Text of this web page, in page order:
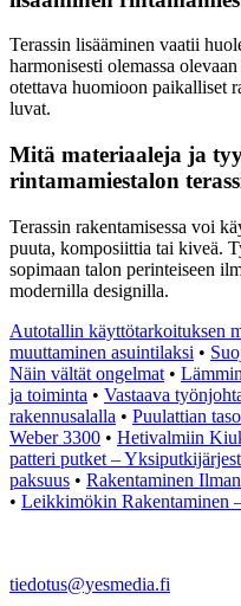
Terassin lisääminen vaatii
harmonisesti olemassa
otettava huomioon paikalliset
luvat.
Mitä materiaaleja ja
rintamamiestalon
Terassin rakentamisessa voi
puuta, komposiittia tai kiveä.
sopimaan talon perinteiseen
modernilla designilla.
Autotallin käyttötarkoituksen
muuttaminen asuintilaksi •
Näin vältät ongelmat •
ja toiminta • Vastaava
rakennusalalla • Puulattian
Weber 3300 • Hetivalmiin
patteri putket –
paksuus • Rakentaminen
• Leikkimökin Rakentaminen
tiedotus@yesmedia.fi